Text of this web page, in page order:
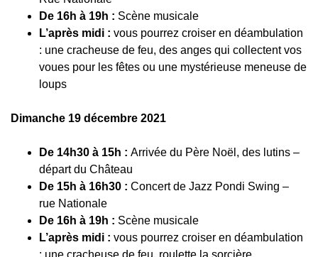
De 16h à 19h : Scène musicale
L’après midi : vous pourrez croiser en déambulation
: une cracheuse de feu, des anges qui collectent vos
voues pour les fêtes ou une mystérieuse meneuse de
loups
Dimanche 19 décembre 2021
De 14h30 à 15h : Arrivée du Père Noël, des lutins –
départ du Château
De 15h à 16h30 : Concert de Jazz Pondi Swing –
rue Nationale
De 16h à 19h : Scène musicale
L’après midi : vous pourrez croiser en déambulation
: une cracheuse de feu, roulette la sorcière